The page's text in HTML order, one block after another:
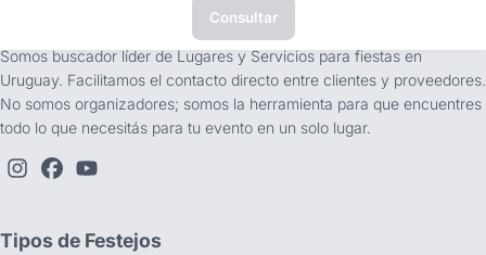
Consultar
Somos buscador líder de Lugares y Servicios para fiestas en
Uruguay. Facilitamos el contacto directo entre clientes y proveedores.
No somos organizadores; somos la herramienta para que encuentres
todo lo que necesitás para tu evento en un solo lugar.
Tipos de Festejos